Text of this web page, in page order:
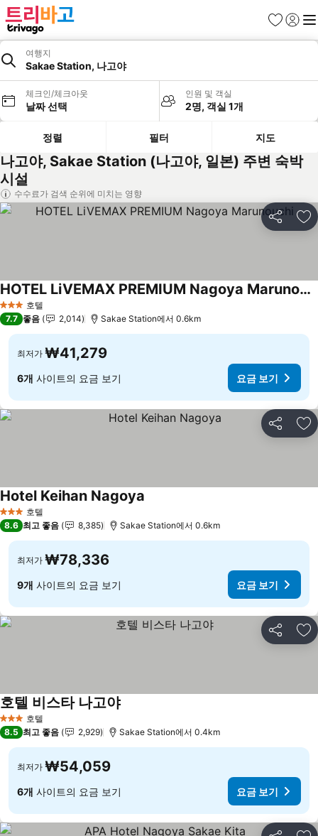
즐겨찾기
로그인
메
여행지
Sakae Station, 나고야
체크인/체크아웃
날짜 선택
인원 및 객실
2명, 객실 1개
정렬 필터 지도
나고야, Sakae Station (나고야, 일본) 주변 숙박
시설
수수료가 검색 순위에 미치는 영향
공유 즐
3 성급 호텔
HOTEL LiVEMAX PREMIUM Nagoya Marunouchi
요금 보기
7.7 좋음 2,014 Sakae Station에서 0.6km
최저가 ₩41,279
6개 사이트의 요금 보기 요금 보기
공유 즐
3 성급 호텔
Hotel Keihan Nagoya
8.6 최고 좋음 8,385 Sakae Station에서 0.6km
최저가 ₩78,336
9개 사이트의 요금 보기 요금 보기
공유 즐
3 성급 호텔
호텔 비스타 나고야
8.5 최고 좋음 2,929 Sakae Station에서 0.4km
최저가 ₩54,059
6개 사이트의 요금 보기 요금 보기